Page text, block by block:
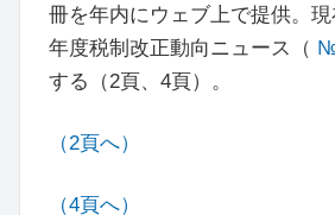
冊を年内にウェブ上で提供。
年度税制改正動向ニュース（
する（2頁、4頁）。
（2頁へ）
（4頁へ）